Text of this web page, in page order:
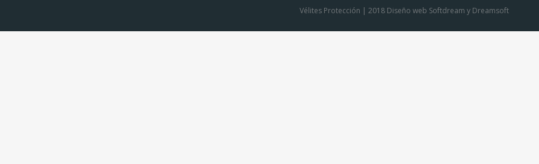
Vélites Protección | 2018 Diseño web Softdream y Dreamsoft